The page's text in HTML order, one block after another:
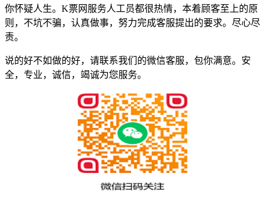
你怀疑人生。K票网服务人工员都很热情，本着顾客至上的原
则，不坑不骗，认真做事，努力完成客服提出的要求。尽心尽
责。
说的好不如做的好，请联系我们的微信客服，包你满意。安
全，专业，诚信，竭诚为您服务。